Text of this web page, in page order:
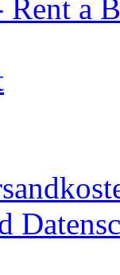
Rent a